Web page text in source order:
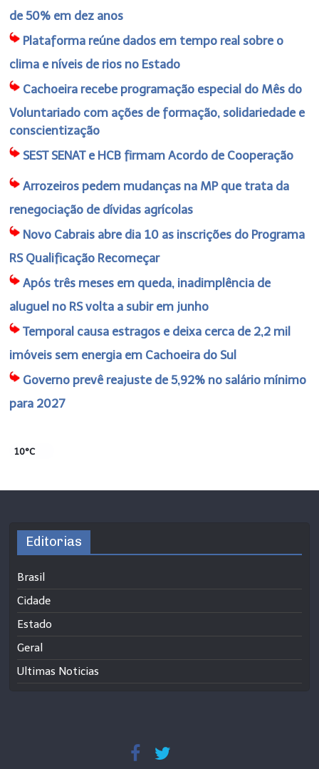
de 50% em dez anos
Plataforma reúne dados em tempo real sobre o
clima e níveis de rios no Estado
Cachoeira recebe programação especial do Mês do
Voluntariado com ações de formação, solidariedade e
conscientização
SEST SENAT e HCB firmam Acordo de Cooperação
Arrozeiros pedem mudanças na MP que trata da
renegociação de dívidas agrícolas
Novo Cabrais abre dia 10 as inscrições do Programa
RS Qualificação Recomeçar
Após três meses em queda, inadimplência de
aluguel no RS volta a subir em junho
Temporal causa estragos e deixa cerca de 2,2 mil
imóveis sem energia em Cachoeira do Sul
Governo prevê reajuste de 5,92% no salário mínimo
para 2027
10°C
Editorias
Brasil
Cidade
Estado
Geral
Ultimas Noticias